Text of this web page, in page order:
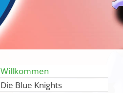
Willkommen
Die Blue Knights